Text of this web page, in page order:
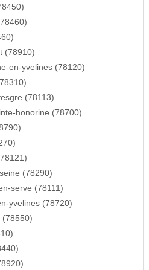
(78910)
en-yvelines (78120)
(78113)
honorine (78700)
(78290)
serve (78111)
yvelines (78720)
(78550)